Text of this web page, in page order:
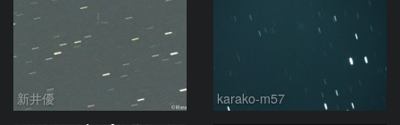
新井優 karako-m57